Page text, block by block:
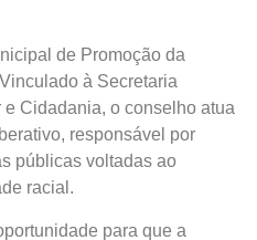
de Promoção da
à Secretaria
Cidadania, o conselho atua
responsável por
públicas voltadas ao
racial.
para que a